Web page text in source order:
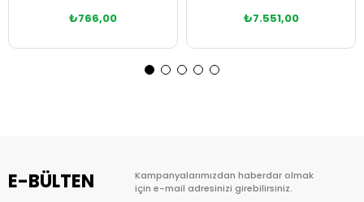
₺766,00 ₺7.551,00
E-BÜLTEN
Kampanyalarımızdan haberdar olmak
için e-mail adresinizi girebilirsiniz.